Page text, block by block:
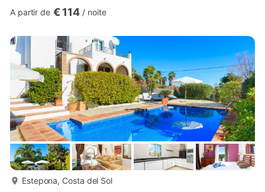
com 1 cama de casal (140 cm, 200 cm de comprimento), ar
casal (160 cm, 200 cm de comprimento), ar condicionado e
calefação a ar quente. 1 quarto com 1 cama (160 cm, 20...
A partir de € 114 / noite
Estepona, Costa del Sol